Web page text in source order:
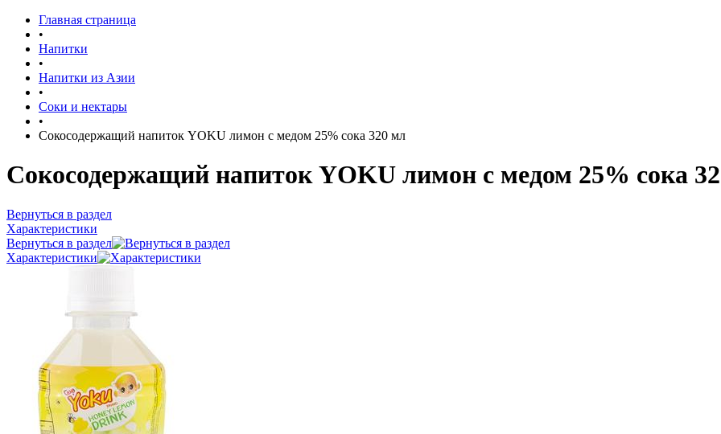
Главная страница
•
Напитки
•
Напитки из Азии
•
Соки и нектары
•
Сокосодержащий напиток YOKU лимон с медом 25% сока 320 мл
Сокосодержащий напиток YOKU лимон с медом 25% сока
Вернуться в раздел
Характеристики
Вернуться в раздел
Характеристики